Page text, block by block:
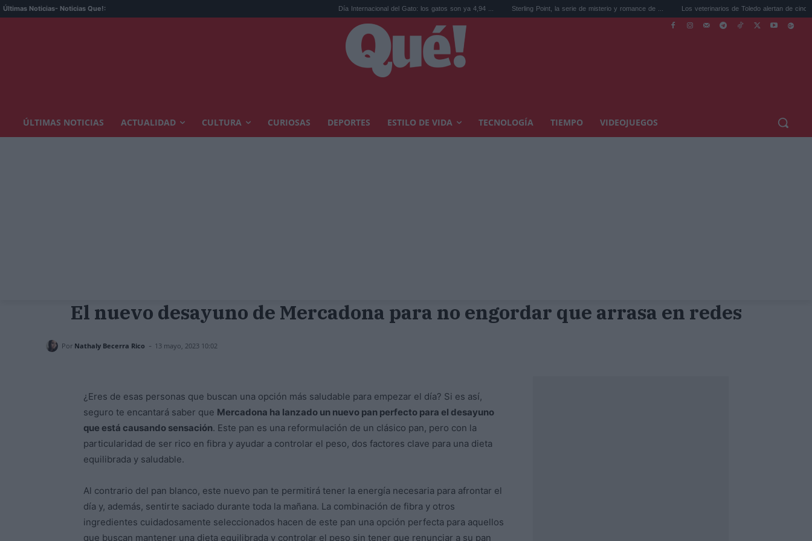
Últimas Noticias- Noticias Que!: Día Internacional del Gato: los gatos son ya 4,94 ... Sterling Point, la serie de misterio y romance de ... Los veterinarios de Toledo alertan de cinco errore...
ÚLTIMAS NOTICIAS ACTUALIDAD CULTURA CURIOSAS DEPORTES ESTILO DE VIDA TECNOLOGÍA TIEMPO VIDEOJUEGOS
El nuevo desayuno de Mercadona para no engordar que arrasa en redes
Por Nathaly Becerra Rico - 13 mayo, 2023 10:02
¿Eres de esas personas que buscan una opción más saludable para empezar el día? Si es así,
seguro te encantará saber que Mercadona ha lanzado un nuevo pan perfecto para el desayuno
que está causando sensación. Este pan es una reformulación de un clásico pan, pero con la
particularidad de ser rico en fibra y ayudar a controlar el peso, dos factores clave para una dieta
equilibrada y saludable.
Al contrario del pan blanco, este nuevo pan te permitirá tener la energía necesaria para afrontar el
día y, además, sentirte saciado durante toda la mañana. La combinación de fibra y otros
ingredientes cuidadosamente seleccionados hacen de este pan una opción perfecta para aquellos
que buscan mantener una dieta equilibrada y controlar el peso sin tener que renunciar a su pan